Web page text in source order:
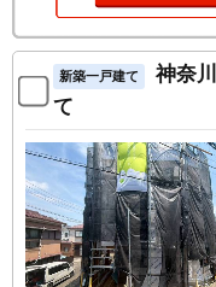
新築一戸建て
神奈
て